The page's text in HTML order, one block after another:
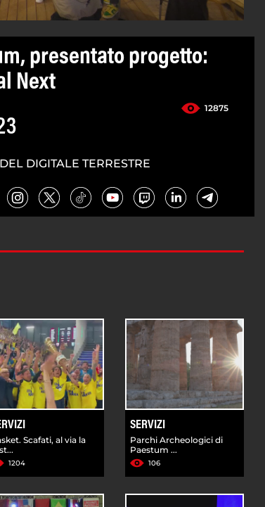
presentato progetto:
Next
12875
DIGITALE TERRESTRE
Scafati, al via la
1204
SERVIZI
Parchi Archeologici di
Paestum ...
106